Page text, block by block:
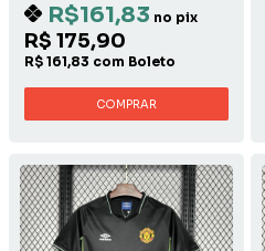
R$161,83 no pix
R$ 175,90
R$ 161,83 com Boleto
COMPRAR